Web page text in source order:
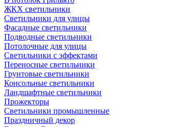
ЖКХ светильники
Светильники для улицы
Фасадные светильники
Подводные светильники
Потолочные для улицы
Светильники с эффектами
Переносные светильники
Грунтовые светильники
Консольные светильники
Ландшафтные светильники
Прожекторы
Светильники промышленные
Праздничный декор